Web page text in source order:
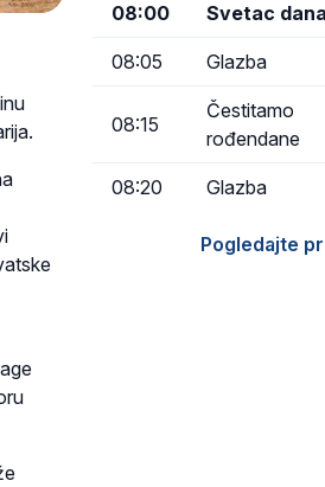
08:00 Svetac dana
08:05 Glazba
08:15
Čestitamo
rođendane
08:20 Glazba
Pogledajte